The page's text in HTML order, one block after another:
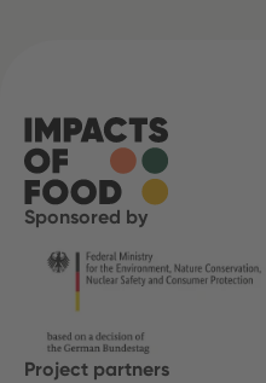
Sponsored by
Project partners